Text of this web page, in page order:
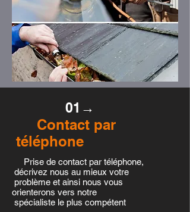
01→
Contact par
téléphone
Prise de contact par téléphone,
décrivez nous au mieux votre
problème et ainsi nous vous
orienterons vers notre
spécialiste le plus compétent